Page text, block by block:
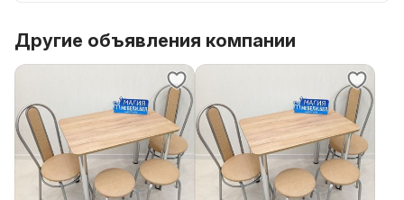
Другие объявления компании